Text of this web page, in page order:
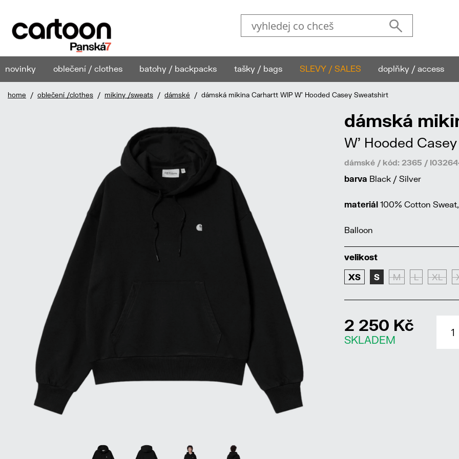
novinky oblečení / clothes batohy / backpacks tašky / bags SLEVY / SALES doplňky / access
home / oblečení /clothes / mikiny /sweats / dámské / dámská mikina Carhartt WIP W' Hooded Casey Sweatshirt
dámská
W' Hooded
dámské / kód: 2365 /
barva Black / Silver
materiál 100% Cotton
Balloon
velikost
XS S M L XL
2 250 Kč
SKLADEM